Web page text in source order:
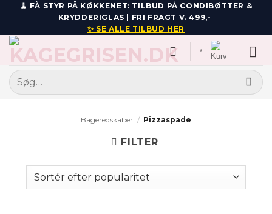
Fortsæt
indhold
🧹 FÅ STYR PÅ KØKKENET: TILBUD PÅ CONDIBØTTER &
KRYDDERIGLAS | FRI FRAGT V. 499,-
✨ SE ALLE TILBUD HER
*
Søg
efter:
Bageredskaber / Pizzaspade
FILTER